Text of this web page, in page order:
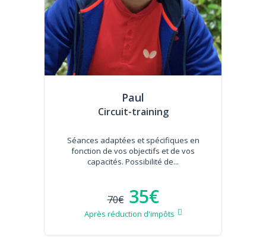
Paul
Circuit-training
Séances adaptées et spécifiques en
fonction de vos objectifs et de vos
capacités. Possibilité de...
70€ 35€
Après réduction d'impôts